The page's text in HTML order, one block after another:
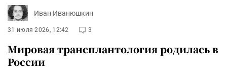
Иван Иванюшкин
31 июля 2026, 12:42 3
Мировая трансплантология родилась в
России